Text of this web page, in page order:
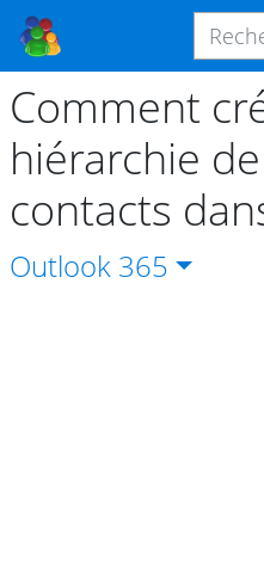
Comment
hiérarchie
contacts
Outlook 365